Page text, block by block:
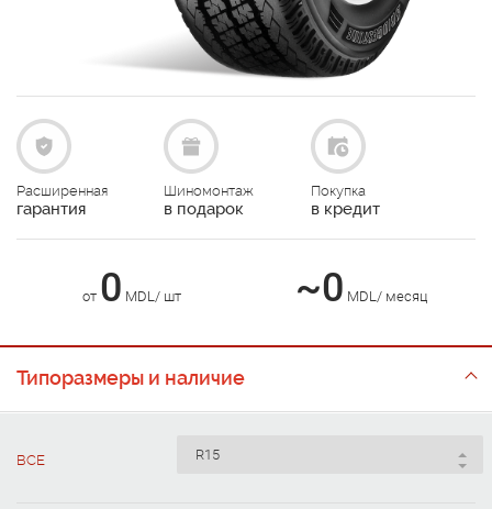
Расширенная
гарантия
Шиномонтаж
в подарок
Покупка
в кредит
от 0 MDL/ шт ~0 MDL/ месяц
Типоразмеры и наличие
ВСЕ